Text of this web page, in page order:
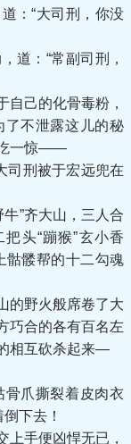
：“大司刑，你没
：“常副司刑，
己的化骨毒粉，
了不泄露这儿的秘
吃一惊——
刑被于宏远兜在
”齐大山，三人合
头“蹦猴”玄小香
骷髅帮的十二勾魂
野火般席卷了大
巧合的各有百名左
相互砍杀起来—
爪撕裂着皮肉衣
下去！
手便凶悍无已，